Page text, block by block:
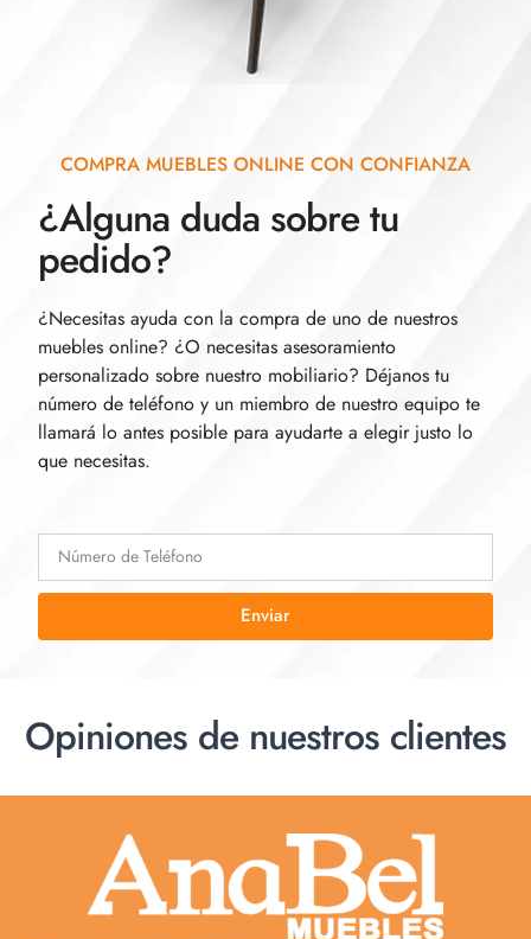
COMPRA MUEBLES ONLINE CON CONFIANZA
¿Alguna duda sobre tu
pedido?
¿Necesitas ayuda con la compra de uno de nuestros
muebles online? ¿O necesitas asesoramiento
personalizado sobre nuestro mobiliario? Déjanos tu
número de teléfono y un miembro de nuestro equipo te
llamará lo antes posible para ayudarte a elegir justo lo
que necesitas.
Enviar
Opiniones de nuestros clientes